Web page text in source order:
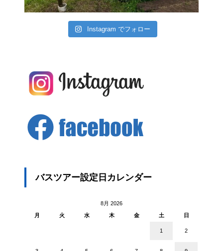
Instagram でフォロー
バスツアー設定日カレンダー
8月 2026
月
火 水 木 金 土 日
1 2